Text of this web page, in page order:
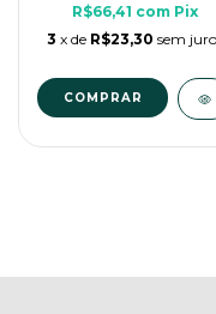
R$66,41 com Pix
3 x de R$23,30 sem
COMPRAR